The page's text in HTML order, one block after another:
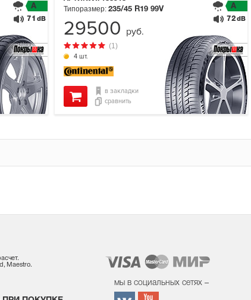
A
71 dB
4 шт.
(1)
Типоразмер: 235/45 R19 99V
A
72 dB
в закладки
сравнить
29500 руб.
Maestro.
мы в социальных сетях –